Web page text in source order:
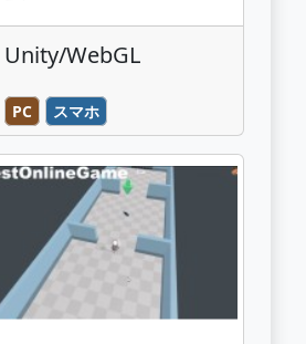
Unity/WebGL
PC スマホ